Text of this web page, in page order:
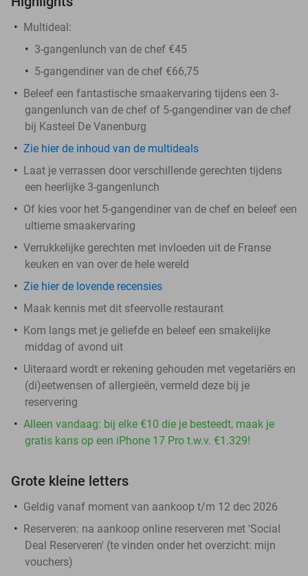
Multideal:
3-gangenlunch van de chef €45
5-gangendiner van de chef €66,75
Beleef een fantastische smaakervaring tijdens een 3-
gangenlunch van de chef of 5-gangendiner van de chef
bij Kasteel De Vanenburg
Zie hier de inhoud van de multideals
Laat je verrassen door verschillende gerechten tijdens
een heerlijke 3-gangenlunch
Of kies voor het 5-gangendiner van de chef en beleef een
ultieme smaakervaring
Verrukkelijke gerechten met invloeden uit de Franse
keuken en van over de hele wereld
Zie hier de lovende recensies
Maak kennis met dit sfeervolle restaurant
Kom langs met je geliefde en beleef een smakelijke
middag of avond uit
Uiteraard wordt er rekening gehouden met vegetariërs en
(di)eetwensen of allergieën, vermeld deze bij je
reservering
Alleen vandaag: bij elke €10 die je besteedt, maak je
gratis kans op een iPhone 17 Pro t.w.v. €1.329!
Grote kleine letters
Geldig vanaf moment van aankoop t/m 12 dec 2026
Reserveren: na aankoop online reserveren met 'Social
Deal Reserveren' (te vinden onder het overzicht: mijn
vouchers)